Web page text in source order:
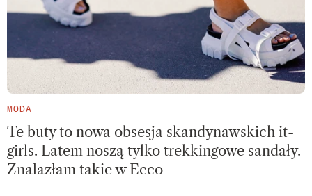
MODA
Te buty to nowa obsesja skandynawskich it-
girls. Latem noszą tylko trekkingowe sandały.
Znalazłam takie w Ecco